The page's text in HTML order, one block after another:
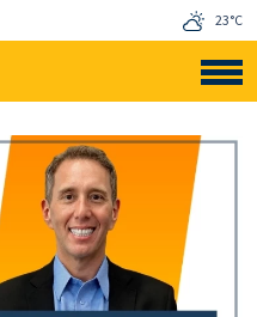
23°C